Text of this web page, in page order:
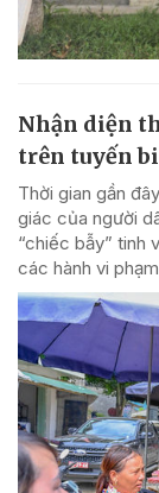
Nhận diện
trên tuyến
Thời gian gần
giác của người
“chiếc bẫy” tinh
các hành vi